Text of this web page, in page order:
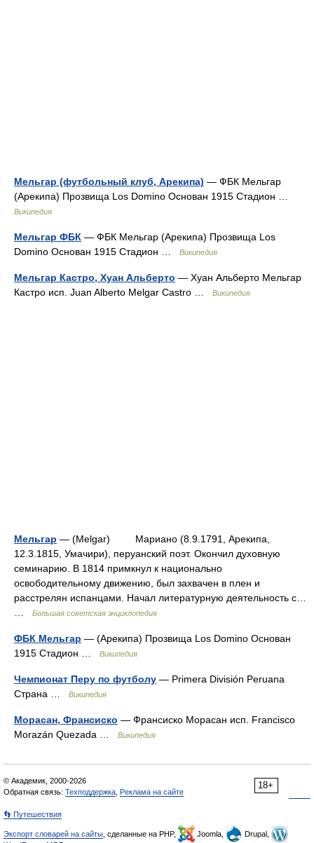
Мельгар (футбольный клуб, Арекипа) — ФБК Мельгар
(Арекипа) Прозвища Los Domino Основан 1915 Стадион …
Википедия
Мельгар ФБК — ФБК Мельгар (Арекипа) Прозвища Los
Domino Основан 1915 Стадион …
Википедия
Мельгар Кастро, Хуан Альберто — Хуан Альберто Мельгар
Кастро исп. Juan Alberto Melgar Castro …
Википедия
Мельгар — (Melgar) Мариано (8.9.1791, Арекипа,
12.3.1815, Умачири), перуанский поэт. Окончил духовную
семинарию. В 1814 примкнул к национально
освободительному движению, был захвачен в плен и
расстрелян испанцами. Начал литературную деятельность с…
Большая советская энциклопедия
ФБК Мельгар — (Арекипа) Прозвища Los Domino Основан
1915 Стадион …
Википедия
Чемпионат Перу по футболу — Primera División Peruana
Страна …
Википедия
Морасан, Франсиско — Франсиско Морасан исп. Francisco
Morazán Quezada …
Википедия
18+
© Академик, 2000-2026
Обратная связь: Техподдержка Реклама на сайте
👣 Путешествия
Экспорт словарей на сайты , сделанные на PHP, Joomla,
Drupal,